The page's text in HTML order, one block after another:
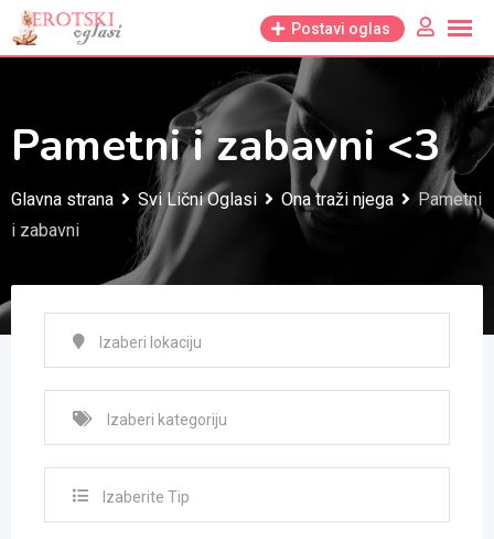
Skip
to
Postavi oglas
Pametni i zabavni <3
Glavna strana Svi Lični Oglasi Ona traži njega
Pametni
i zabavni
Izaberite Tip